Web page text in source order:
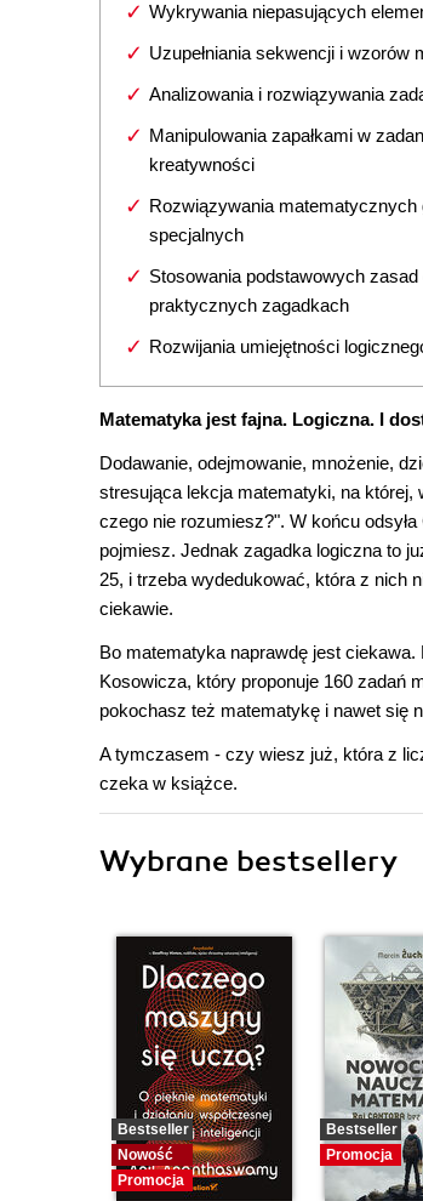
Wykrywania niepasujących
Uzupełniania sekwencji i wzorów
Analizowania i rozwiązywania
Manipulowania zapałkami w
kreatywności
Rozwiązywania matematycznych
specjalnych
Stosowania podstawowych zasad
praktycznych zagadkach
Rozwijania umiejętności
Matematyka jest fajna. Logiczna. I
Dodawanie, odejmowanie, mnożenie,
stresująca lekcja matematyki, na której,
czego nie rozumiesz?". W końcu
pojmiesz. Jednak zagadka logiczna to
25, i trzeba wydedukować, która z nich
ciekawie.
Bo matematyka naprawdę jest
Kosowicza, który proponuje 160 zadań
pokochasz też matematykę i nawet się
A tymczasem - czy wiesz już, która z
czeka w książce.
Wybrane bestsellery
Bestseller
Nowość
Promocja
Bestseller
Promocja